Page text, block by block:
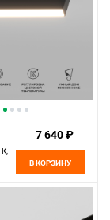
7 640 ₽
В КОРЗИНУ